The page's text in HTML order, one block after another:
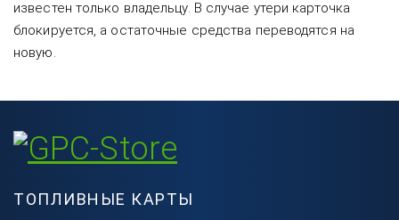
известен только владельцу. В случае утери карточка
блокируется, а остаточные средства переводятся на
новую.
ТОПЛИВНЫЕ КАРТЫ